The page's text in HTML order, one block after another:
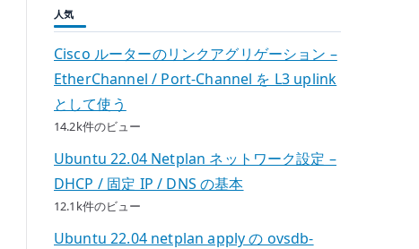
人気
Cisco ルーターのリンクアグリゲーション –
EtherChannel / Port-Channel を L3 uplink
として使う
14.2k件のビュー
Ubuntu 22.04 Netplan ネットワーク設定 –
DHCP / 固定 IP / DNS の基本
12.1k件のビュー
Ubuntu 22.04 netplan apply の ovsdb-